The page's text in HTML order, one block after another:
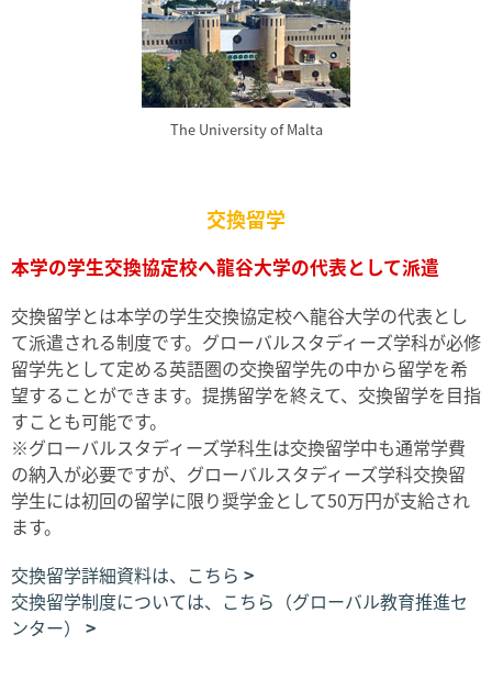
The University of Malta
交換留学
本学の学生交換協定校へ龍谷大学の代表として派遣
交換留学とは本学の学生交換協定校へ龍谷大学の代表とし
て派遣される制度です。グローバルスタディーズ学科が必修
留学先として定める英語圏の交換留学先の中から留学を希
望することができます。提携留学を終えて、交換留学を目指
すことも可能です。
※グローバルスタディーズ学科生は交換留学中も通常学費
の納入が必要ですが、グローバルスタディーズ学科交換留
学生には初回の留学に限り奨学金として50万円が支給され
ます。
交換留学詳細資料は、こちら
交換留学制度については、こちら（グローバル教育推進セ
ンター）